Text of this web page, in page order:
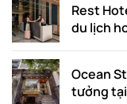
Rest
du lịch
Ocean
tưởng